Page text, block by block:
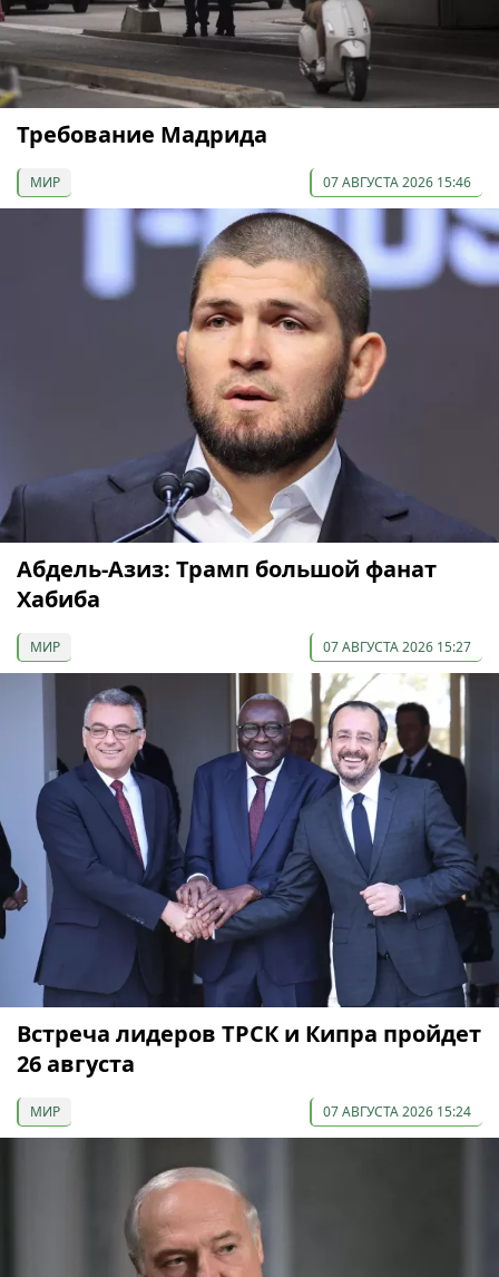
Требование Мадрида
МИР 07 АВГУСТА 2026 15:46
Абдель-Азиз: Трамп большой фанат
Хабиба
МИР 07 АВГУСТА 2026 15:27
Встреча лидеров ТРСК и Кипра пройдет
26 августа
МИР 07 АВГУСТА 2026 15:24